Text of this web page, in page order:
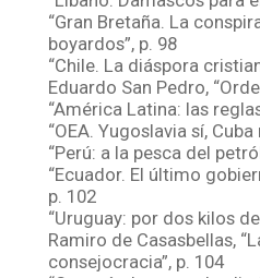
“Gran Bretaña. La
boyardos”, p. 98
“Chile. La diáspora
Eduardo San Pedro,
“América Latina: las
“OEA. Yugoslavia sí, Cuba
“Perú: a la pesca del
“Ecuador. El último
p. 102
“Uruguay: por dos kilos
Ramiro de Casasbellas,
consejocracia”, p. 104